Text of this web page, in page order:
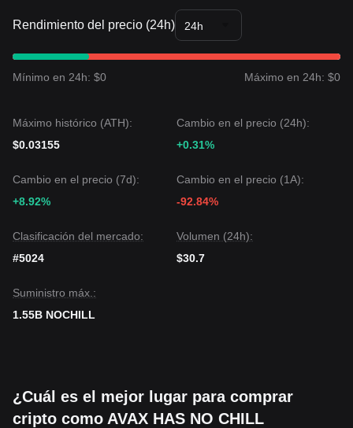
Rendimiento del precio (24h) 24h
Mínimo en 24h: $0 Máximo en 24h: $0
Máximo histórico (ATH):
$0.03155
Cambio en el precio (24h):
+0.31%
Cambio en el precio (7d):
+8.92%
Cambio en el precio (1A):
-92.84%
Clasificación del mercado:
#5024
Volumen (24h):
$30.7
Suministro máx.:
1.55B NOCHILL
¿Cuál es el mejor lugar para comprar
cripto como AVAX HAS NO CHILL